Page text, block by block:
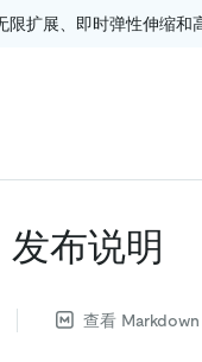
限扩展、即时弹性伸缩
布说明
查看 Markdown